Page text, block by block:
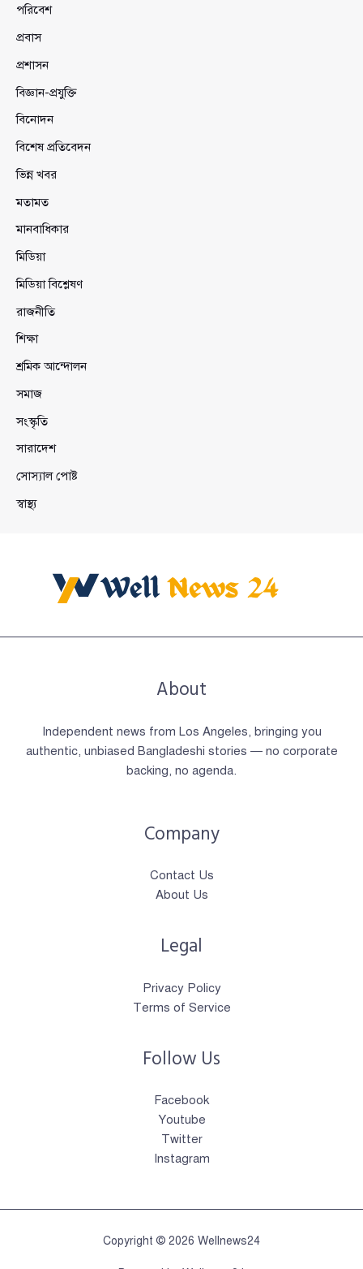
পরিবেশ
প্রবাস
প্রশাসন
বিজ্ঞান-প্রযুক্তি
বিনোদন
বিশেষ প্রতিবেদন
ভিন্ন খবর
মতামত
মানবাধিকার
মিডিয়া
মিডিয়া বিশ্লেষণ
রাজনীতি
শিক্ষা
শ্রমিক আন্দোলন
সমাজ
সংস্কৃতি
সারাদেশ
সোস্যাল পোষ্ট
স্বাস্থ্য
About
Independent news from Los Angeles, bringing you
authentic, unbiased Bangladeshi stories — no corporate
backing, no agenda.
Company
Contact Us
About Us
Legal
Privacy Policy
Terms of Service
Follow Us
Facebook
Youtube
Twitter
Instagram
Copyright © 2026 Wellnews24